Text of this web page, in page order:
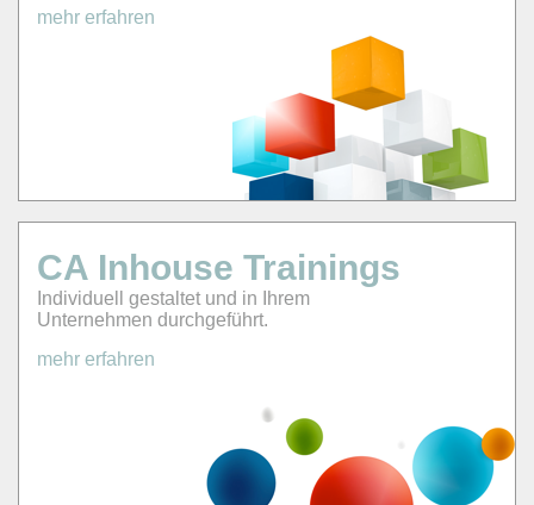
mehr erfahren
CA Inhouse Trainings
Individuell gestaltet und in Ihrem
Unternehmen durchgeführt.
mehr erfahren